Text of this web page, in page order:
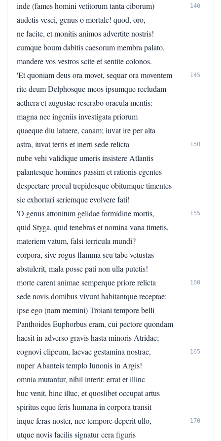
inde (fames homini vetitorum tanta ciborum)
140
audetis vesci, genus o mortale! quod, oro,
ne facite, et monitis animos advertite nostris!
cumque boum dabitis caesorum membra palato,
mandere vos vestros scite et sentite colonos.
'Et quoniam deus ora movet, sequar ora moventem
145
rite deum Delphosque meos ipsumque recludam
aethera et augustae reserabo oracula mentis:
magna nec ingeniis investigata priorum
quaeque diu latuere, canam; iuvat ire per alta
astra, iuvat terris et inerti sede relicta
150
nube vehi validique umeris insistere Atlantis
palantesque homines passim et rationis egentes
despectare procul trepidosque obitumque timentes
sic exhortari seriemque evolvere fati!
'O genus attonitum gelidae formidine mortis,
155
quid Styga, quid tenebras et nomina vana timetis,
materiem vatum, falsi terricula mundi?
corpora, sive rogus flamma seu tabe vetustas
abstulerit, mala posse pati non ulla putetis!
morte carent animae semperque priore relicta
160
sede novis domibus vivunt habitantque receptae:
ipse ego (nam memini) Troiani tempore belli
Panthoides Euphorbus eram, cui pectore quondam
haesit in adverso gravis hasta minoris Atridae;
cognovi clipeum, laevae gestamina nostrae,
165
nuper Abanteis templo Iunonis in Argis!
omnia mutantur, nihil interit: errat et illinc
huc venit, hinc illuc, et quoslibet occupat artus
spiritus eque feris humana in corpora transit
inque feras noster, nec tempore deperit ullo,
170
utque novis facilis signatur cera figuris